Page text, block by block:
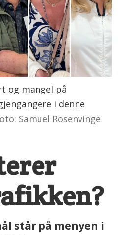
og mangel på
i denne
Samuel Rosenvinge
står på menyen i